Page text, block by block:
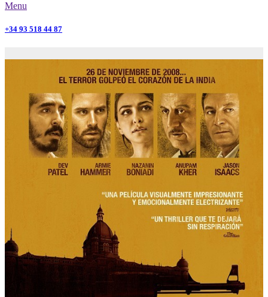
Menu
+34 93 518 44 87